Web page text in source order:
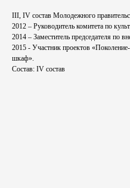
III, IV состав Молодежного
2012 – Руководитель комитета по
2014 – Заместитель председателя по
2015 - Участник проектов
шкаф».
Состав: IV состав